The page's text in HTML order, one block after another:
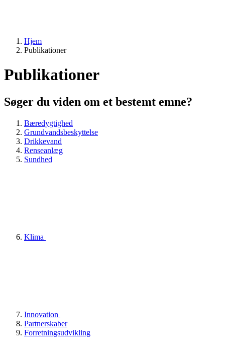
Hjem
Publikationer
Publikationer
Søger du viden om et bestemt emne?
Bæredygtighed
Grundvandsbeskyttelse
Drikkevand
Renseanlæg
Sundhed
Klima
Innovation
Partnerskaber
Forretningsudvikling